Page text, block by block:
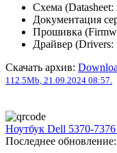
Схема (Datasheet:
Документация
Прошивка
Драйвер
Скачать архив:
112.5Mb, 21.09.2024 08:57.
Ноутбук Dell 5370-7376
Последнее